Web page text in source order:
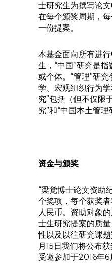
士研究生为撰写论文
在每个颁奖周期，
一份提案。
本基金面向所有进
生，“中国”研究是
或个体。“管理”研
学、宏观组织行为
究”包括（但不仅限
究”和“中国本土管理
资金与颁奖
“梁觉博士论文资助
个奖项，每个获奖
人民币。资助对象
士生研究提案的质
性以及以往研究课
月15日我们将公布
受邀参加于2016年